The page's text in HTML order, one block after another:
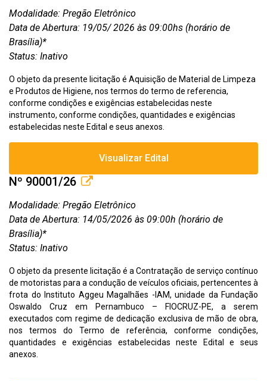
Modalidade: Pregão Eletrônico
Data de Abertura: 19/05/ 2026 às 09:00hs (horário de
Brasília)*
Status: Inativo
O objeto da presente licitação é Aquisição de Material de Limpeza
e Produtos de Higiene, nos termos do termo de referencia,
conforme condições e exigências estabelecidas neste
instrumento, conforme condições, quantidades e exigências
estabelecidas neste Edital e seus anexos.
Visualizar Edital
Nº 90001/26
Modalidade: Pregão Eletrônico
Data de Abertura: 14/05/2026 às 09:00h (horário de
Brasília)*
Status: Inativo
O objeto da presente licitação é a Contratação de serviço contínuo
de motoristas para a condução de veículos oficiais, pertencentes à
frota do Instituto Aggeu Magalhães -IAM, unidade da Fundação
Oswaldo Cruz em Pernambuco – FIOCRUZ-PE, a serem
executados com regime de dedicação exclusiva de mão de obra,
nos termos do Termo de referência, conforme condições,
quantidades e exigências estabelecidas neste Edital e seus
anexos.